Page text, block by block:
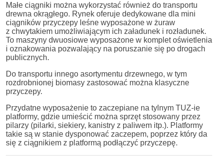
Małe ciągniki można wykorzystać również do transportu
drewna okrągłego. Rynek oferuje dedykowane dla mini
ciągników przyczepy leśne wyposażone w żuraw
z chwytakiem umożliwiającym ich załadunek i rozładunek.
To maszyny dwuosiowe wyposażone w komplet oświetlenia
i oznakowania pozwalający na poruszanie się po drogach
publicznych.
Do transportu innego asortymentu drzewnego, w tym
rozdrobnionej biomasy zastosować można klasyczne
przyczepy.
Przydatne wyposażenie to zaczepiane na tylnym TUZ-ie
platformy, gdzie umieścić można sprzęt stosowany przez
pilarzy (pilarki, siekiery, kanistry z paliwem itp.). Platformy
takie są w stanie dysponować zaczepem, poprzez który da
się z ciągnikiem z platformą podłączyć przyczepę.